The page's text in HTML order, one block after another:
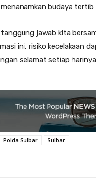
budaya tertib
jawab kita
ini, risiko kecelakaan
selamat setiap
Polda Sulbar Sulbar